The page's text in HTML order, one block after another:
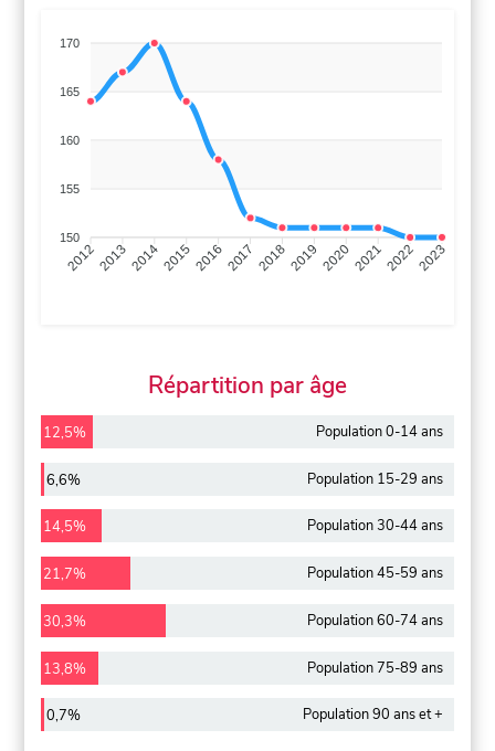
170
165
160
155
150
201220132014201520162017 20182019 2020202120222023
Répartition par âge
12,5% Population 0-14 ans
6,6% Population 15-29 ans
14,5% Population 30-44 ans
21,7% Population 45-59 ans
30,3% Population 60-74 ans
13,8% Population 75-89 ans
0,7% Population 90 ans et +